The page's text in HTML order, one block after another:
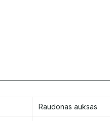
Raudonas auksas